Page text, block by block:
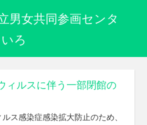
男女共同参画センタ
ろ
ィルスに伴う一部閉館の
ス感染症感染拡大防止のため、